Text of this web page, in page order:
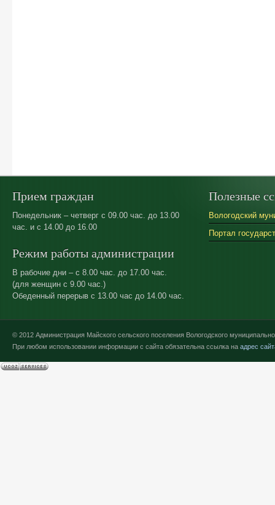
Прием граждан
Понедельник – четверг с 09.00 час. до 13.00
час. и с 14.00 до 16.00
Режим работы администрации
В рабочие дни – с 8.00 час. до 17.00 час.
(для женщин с 9.00 час.)
Обеденный перерыв с 13.00 час до 14.00 час.
Полезные
Вологодский
Портал
© 2012 Администрация Майского сельского поселения Вологодского
При любом использовании информации с сайта обязательна ссылка на адрес